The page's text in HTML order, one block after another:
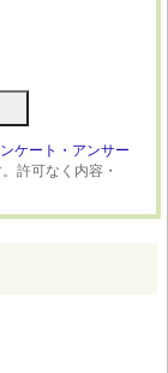
ケート・アンサー
許可なく内容・